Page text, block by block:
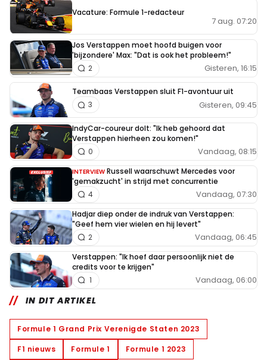
Vacature: Formule 1-redacteur
7 aug. 07:20
Jos Verstappen moet hoofd buigen voor
'bijzondere' Max: "Dat is ook het probleem!"
Gisteren, 16:15
2
Teambaas Verstappen sluit F1-avontuur uit
Gisteren, 09:45
3
IndyCar-coureur dolt: "Ik heb gehoord dat
Verstappen hierheen zou komen!"
Vandaag, 08:15
0
INTERVIEW Russell waarschuwt Mercedes voor
'gemakzucht' in strijd met concurrentie
Vandaag, 07:30
4
Hadjar diep onder de indruk van Verstappen:
"Geef hem vier wielen en hij levert"
Vandaag, 06:45
2
Verstappen: "Ik hoef daar persoonlijk niet de
credits voor te krijgen"
Vandaag, 06:00
1
IN DIT ARTIKEL
Formule 1 Grand Prix Verenigde Staten 2023
F1 nieuws
Formule 1
Formule 1 2023